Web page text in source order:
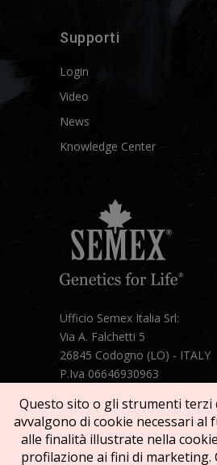
Supporti
Login
Video
News
Knowledge Center
Ufficio Semex Italia Srl:
Via A. Falchetti 5
26845 Codogno (LO) - ITALY
P.Iva 06646930963
Mail: semex@semexitalia.it
Guarda la mappa
Questo sito o gli strumenti terzi
avvalgono di cookie necessari al
alle finalità illustrate nella
profilazione ai fini di marketing.